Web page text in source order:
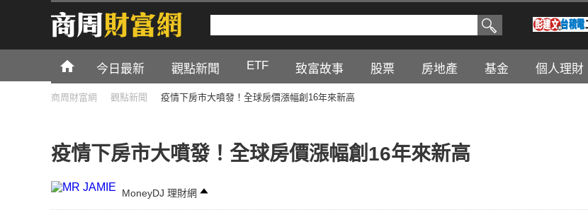
今日最新 觀點新聞 ETF 致富故事 股票 房地產 基金 個人理財
商周財富網 觀點新聞 疫情下房市大噴發！全球房價漲幅創16年來新高
疫情下房市大噴發！全球房價漲幅創16年來新高
MoneyDJ 理財網